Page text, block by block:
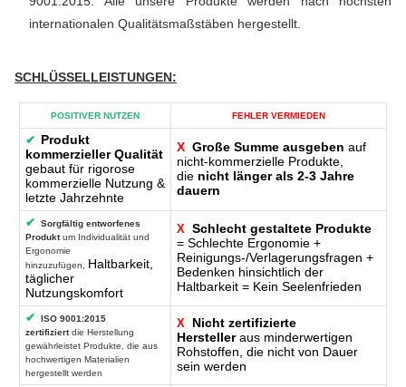
internationalen Qualitätsmaßstäben hergestellt.
SCHLÜSSELLEISTUNGEN:
POSITIVER NUTZEN FEHLER VERMIEDEN
✔ Produkt
kommerzieller Qualität
gebaut für rigorose
kommerzielle Nutzung &
letzte Jahrzehnte
X Große Summe ausgeben auf
nicht-kommerzielle Produkte,
die nicht länger als 2-3 Jahre
dauern
✔
Sorgfältig entworfenes
Produktum Individualität und
Ergonomie
hinzuzufügen, Haltbarkeit,
täglicher
Nutzungskomfort
X Schlecht gestaltete Produkte
= Schlechte Ergonomie +
Reinigungs-/Verlagerungsfragen +
Bedenken hinsichtlich der
Haltbarkeit = Kein Seelenfrieden
✔
ISO 9001:2015
zertifiziertdie Herstellung
gewährleistet Produkte, die aus
hochwertigen Materialien
hergestellt werden
X
Nicht zertifizierte
Herstelleraus minderwertigen
Rohstoffen, die nicht von Dauer
sein werden